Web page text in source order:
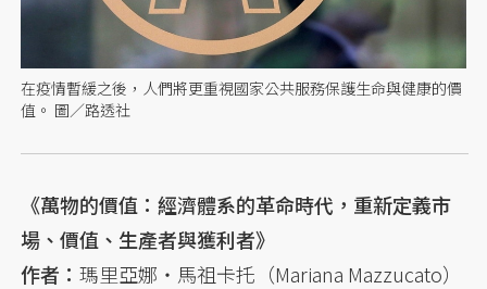
在疫情暫緩之後，人們將更重視國家公共服務保護生命與健康的價
值。 圖／路透社
《萬物的價值：經濟體系的革命時代，重新定義市
場、價值、生產者與獲利者》
作者：瑪里亞娜・馬祖卡托（Mariana Mazzucato）